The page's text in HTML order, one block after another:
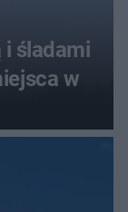
i śladami
w